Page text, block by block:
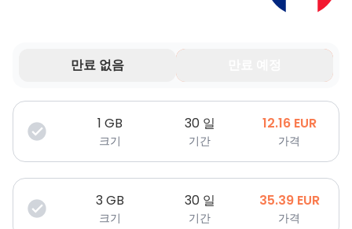
만료 없음
데이터는 제한된 기간 동안만 유효합니다.
1 GB
크기
30 일
기간
12.16 EUR
가격
3GB
크기
30 일
기간
35.39 EUR
가격